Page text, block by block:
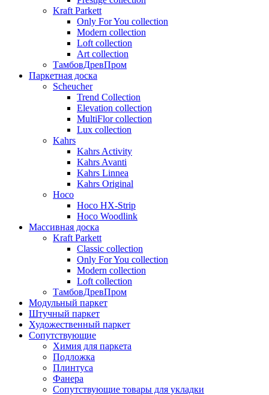
Kraft Parkett
Only For You collection
Modern collection
Loft collection
Art collection
ТамбовДревПром
Паркетная доска
Scheucher
Trend Collection
Elevation collection
MultiFlor collection
Lux collection
Kahrs
Kahrs Activity
Kahrs Avanti
Kahrs Linnea
Kahrs Original
Hoco
Hoco HX-Strip
Hoco Woodlink
Массивная доска
Kraft Parkett
Classic collection
Only For You collection
Modern collection
Loft collection
ТамбовДревПром
Модульный паркет
Штучный паркет
Художественный паркет
Сопутствующие
Химия для паркета
Подложка
Плинтуса
Фанера
Сопутствующие товары для укладки